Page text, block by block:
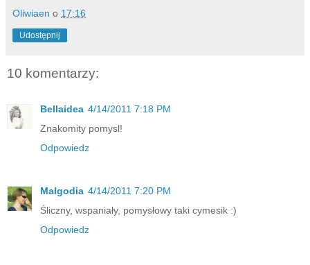
Oliwiaen o 17:16
Udostępnij
10 komentarzy:
Bellaidea 4/14/2011 7:18 PM
Znakomity pomysl!
Odpowiedz
Malgodia 4/14/2011 7:20 PM
Śliczny, wspaniały, pomysłowy taki cymesik :)
Odpowiedz